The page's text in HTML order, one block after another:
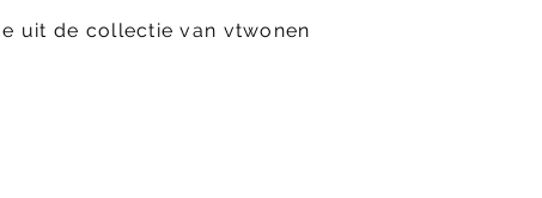
uit de collectie van vtwonen